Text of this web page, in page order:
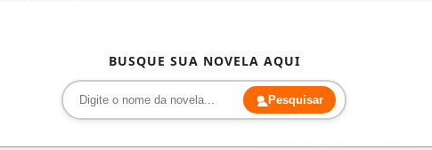
BUSQUE SUA NOVELA AQUI
Pesquisar